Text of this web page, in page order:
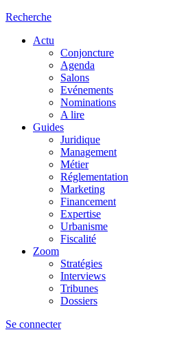
Recherche
Actu
Conjoncture
Agenda
Salons
Evénements
Nominations
A lire
Guides
Juridique
Management
Métier
Réglementation
Marketing
Financement
Expertise
Urbanisme
Fiscalité
Zoom
Stratégies
Interviews
Tribunes
Dossiers
Se connecter